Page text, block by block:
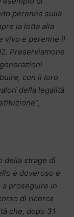
perenne sulla
la lotta alla
vivo e perenne il
Preserviamone
con il loro
della legalità
“,
della strage di
è doveroso e
a proseguire in
di ricerca
che, dopo 31